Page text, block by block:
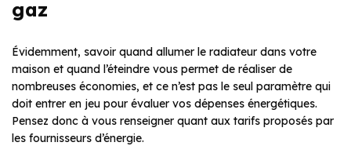
gaz
Évidemment, savoir quand allumer le radiateur dans votre
maison et quand l’éteindre vous permet de réaliser de
nombreuses économies, et ce n’est pas le seul paramètre qui
doit entrer en jeu pour évaluer vos dépenses énergétiques.
Pensez donc à vous renseigner quant aux tarifs proposés par
les fournisseurs d’énergie.